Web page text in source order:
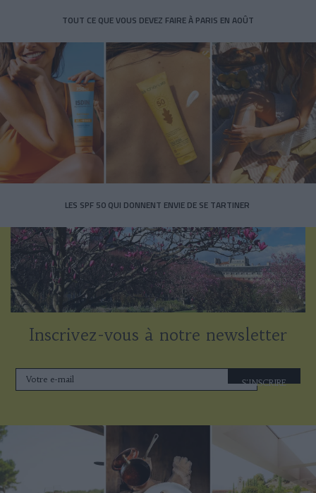
TOUT CE QUE VOUS DEVEZ FAIRE À PARIS EN AOÛT
LES SPF 50 QUI DONNENT ENVIE DE SE TARTINER
Inscrivez-vous à notre newsletter
S'INSCRIRE